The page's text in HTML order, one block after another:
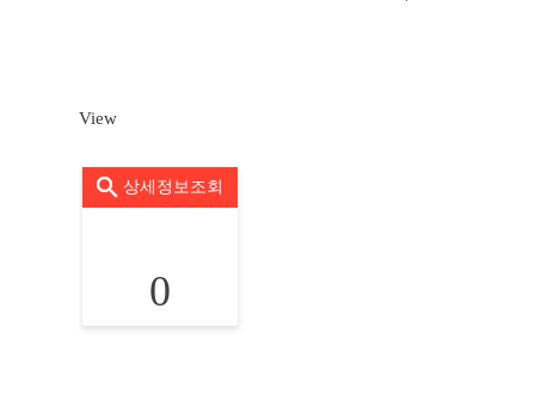
View
상세정보조회
0